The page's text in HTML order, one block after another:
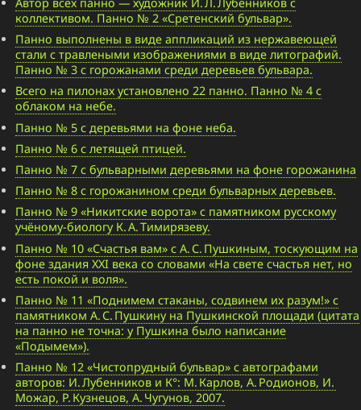
коллективом. Панно № 2 «Сретенский бульвар».
Панно выполнены в виде аппликаций из нержавеющей
стали с травлеными изображениями в виде литографий.
Панно № 3 с горожанами среди деревьев бульвара.
Всего на пилонах установлено 22 панно. Панно № 4 с
облаком на небе.
Панно № 5 с деревьями на фоне неба.
Панно № 6 с летящей птицей.
Панно № 7 с бульварными деревьями на фоне горожанина
Панно № 8 с горожанином среди бульварных деревьев.
Панно № 9 «Никитские ворота» с памятником русскому
учёному-биологу К. А. Тимирязеву.
Панно № 10 «Счастья вам» с А. С. Пушкиным, тоскующим на
фоне здания XXI века со словами «На свете счастья нет, но
есть покой и воля».
Панно № 11 «Поднимем стаканы, содвинем их разум!» с
памятником А. С. Пушкину на Пушкинской площади (цитата
на панно не точна: у Пушкина было написание
«Подымем»).
Панно № 12 «Чистопрудный бульвар» с автографами
авторов: И. Лубенников и К°: М. Карлов, А. Родионов, И.
Можар, Р. Кузнецов, А. Чугунов, 2007.